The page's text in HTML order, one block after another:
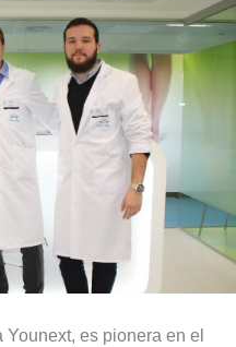
es pionera en el